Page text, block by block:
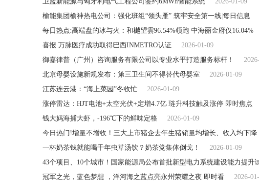
榆能集团榆神热电公司：强化班组“领头雁” 筑牢安全第一线|每日信息
每日热点:高端盘的冰与火：和樾望雲96.54%领跑 中海丽金府仅16.04%
喜报 万脉医疗成功取得巴西INMETRO认证
2026-01-09
御嘉律普（广州）咨询服务有限公司以专业水平打造服务标杆！
北京母婴设施新规发布：第三卫生间不得替代母婴室
2026-01-09
江苏连云港：“海上菜园”冬收忙
2026-01-09
涨停雷达：HJT电池+太空光伏+定增4.7亿 琏升科技触及涨停 即时焦点
钱大妈海捕大虾，-196℃下的鲜味定格
2026-01-09
今日热门!增量不增收！三大上市猪企去年生猪销量均增长、收入均下降
一杯奶茶钱就能喝千年虫草汤饮？奶茶党集体倒戈！
2026-01-09
43个项目、10个城市！国家能源局公布首批新型电力系统建设能力提升
冠军之光，蓝色梦想 ，洋河海之蓝点亮永州荣耀之夜 即时看
2026-